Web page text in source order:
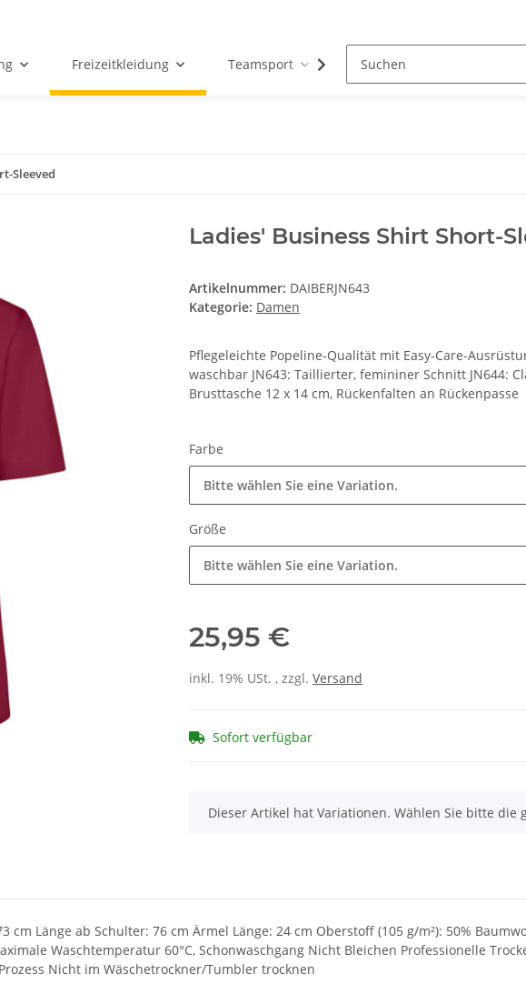
Freizeitkleidung Teamsport Partnershops
Sleeved
Ladies' Business Shirt Short-
Artikelnummer: DAIBERJN643
Kategorie: Damen
Pflegeleichte Popeline-Qualität mit Easy-Care-
waschbar JN643: Taillierter, femininer Schnitt JN644:
Brusttasche 12 x 14 cm, Rückenfalten an Rückenpasse
Farbe
Bitte wählen Sie eine Variation.
Größe
Bitte wählen Sie eine Variation.
25,95 €
inkl. 19% USt. , zzgl. Versand
Sofort verfügbar
x
Dieser Artikel hat Variationen. Wählen Sie bitte die
Länge ab Schulter: 76 cm Ärmel Länge: 24 cm Oberstoff (105 g/m²): 50%
Waschtemperatur 60°C, Schonwaschgang Nicht Bleichen Professionelle
Nicht im Wäschetrockner/Tumbler trocknen